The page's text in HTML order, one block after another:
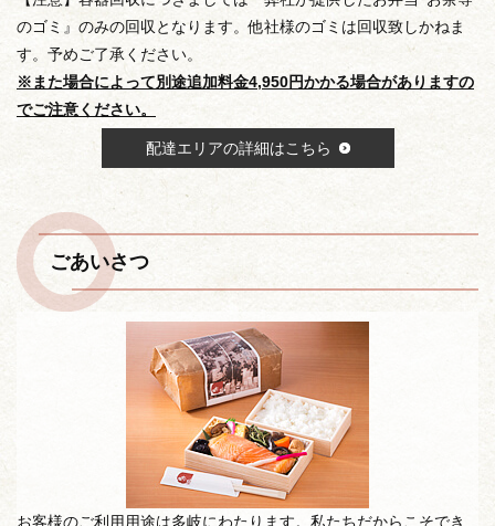
のゴミ』のみの回収となります。他社様のゴミは回収致しかねま
す。予めご了承ください。
※また場合によって別途追加料金4,950円かかる場合がありますの
でご注意ください。
配達エリアの詳細はこちら
ごあいさつ
お客様のご利用用途は多岐にわたります。私たちだからこそでき